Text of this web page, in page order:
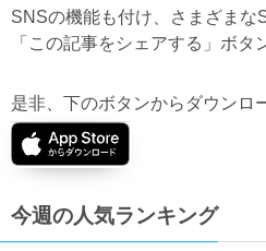
SNSの機能も付け、さまざまな
「この記事をシェアする」ボタ
是非、下のボタンからダウンロ
今週の人気ランキング